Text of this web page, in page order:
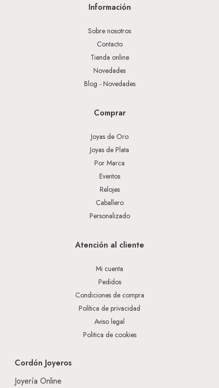
Información
Sobre nosotros
Contacto
Tienda online
Novedades
Blog - Novedades
Comprar
Joyas de Oro
Joyas de Plata
Por Marca
Eventos
Relojes
Caballero
Personalizado
Atención al cliente
Mi cuenta
Pedidos
Condiciones de compra
Política de privacidad
Aviso legal
Politica de cookies
Cordón Joyeros
Joyería Online